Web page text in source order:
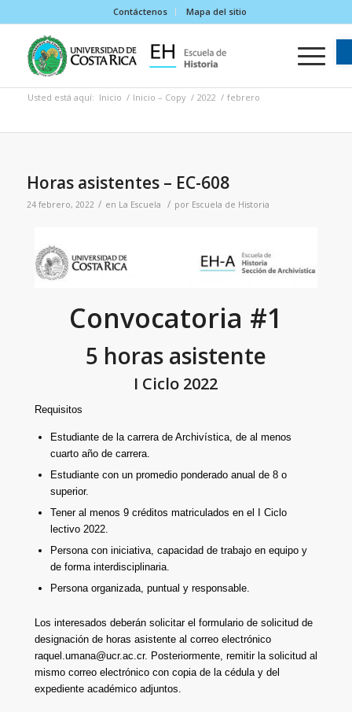
Contáctenos Mapa del sitio
Usted está aquí: Inicio / Inicio – Copy / 2022 / febrero
Horas asistentes – EC-608
24 febrero, 2022 / en La Escuela / por Escuela de Historia
Convocatoria #1
5 horas asistente
I Ciclo 2022
Requisitos
Estudiante de la carrera de Archivística, de al menos
cuarto año de carrera.
Estudiante con un promedio ponderado anual de 8 o
superior.
Tener al menos 9 créditos matriculados en el I Ciclo
lectivo 2022.
Persona con iniciativa, capacidad de trabajo en equipo y
de forma interdisciplinaria.
Persona organizada, puntual y responsable.
Los interesados deberán solicitar el formulario de solicitud de
designación de horas asistente al correo electrónico
raquel.umana@ucr.ac.cr. Posteriormente, remitir la solicitud al
mismo correo electrónico con copia de la cédula y del
expediente académico adjuntos.